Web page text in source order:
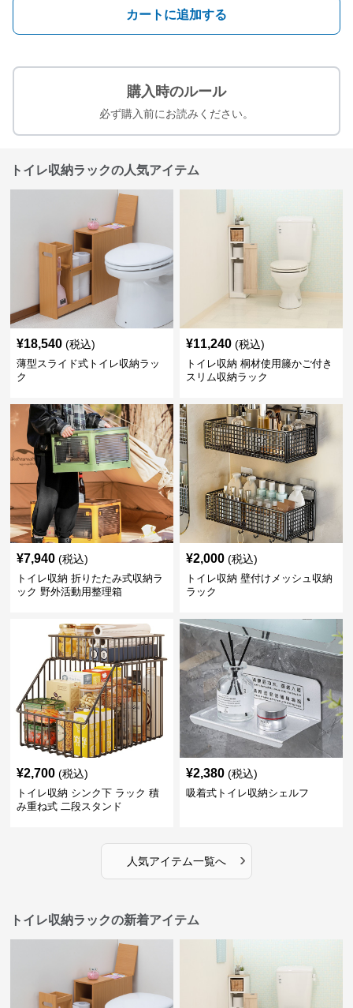
カートに追加する
購入時のルール
必ず購入前にお読みください。
トイレ収納ラックの人気アイテム
¥18,540 (税込)
薄型スライド式トイレ収納ラッ
ク
¥11,240 (税込)
トイレ収納 桐材使用籐かご付き
スリム収納ラック
¥7,940 (税込)
トイレ収納 折りたたみ式収納ラ
ック 野外活動用整理箱
¥2,000 (税込)
トイレ収納 壁付けメッシュ収納
ラック
¥2,700 (税込)
トイレ収納 シンク下 ラック 積
み重ね式 二段スタンド
¥2,380 (税込)
吸着式トイレ収納シェルフ
人気アイテム一覧へ ›
トイレ収納ラックの新着アイテム